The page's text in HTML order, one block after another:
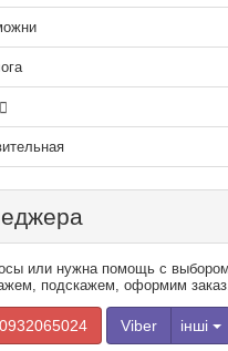
или нужна помощь с
подскажем, оформим
0932065024 Viber інші